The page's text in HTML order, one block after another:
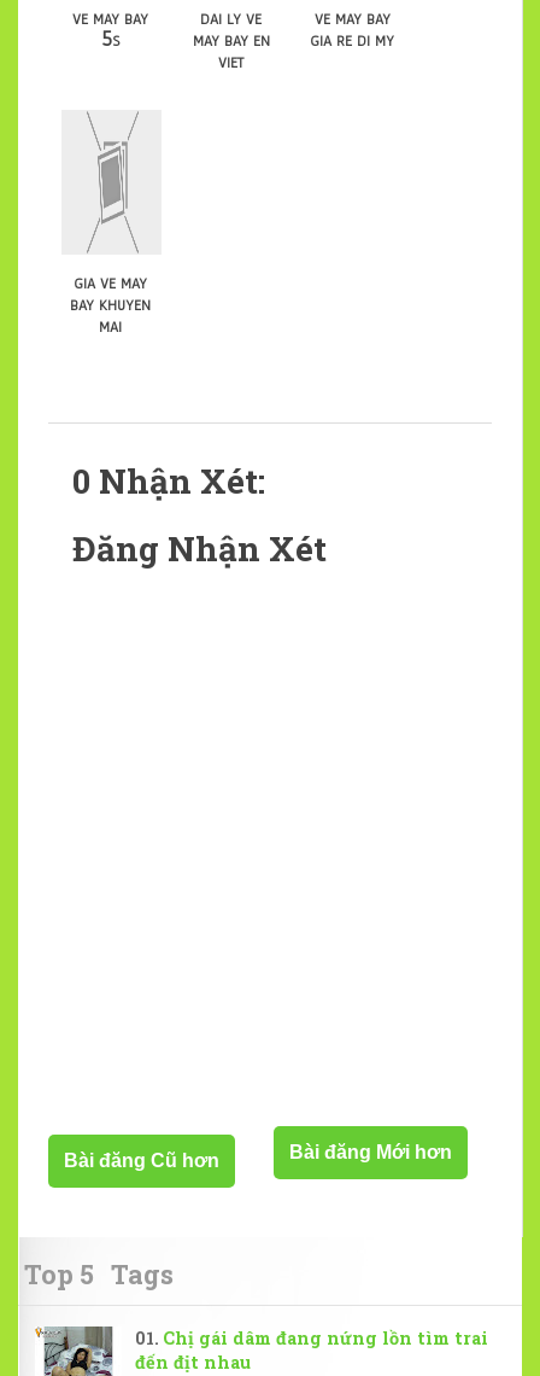
ve may bay
5s
dai ly ve
may bay en
viet
ve may bay
gia re di my
gia ve may
bay khuyen
mai
0 Nhận Xét:
Đăng Nhận Xét
Bài đăng Mới hơn
Bài đăng Cũ hơn
Top 5 Tags
Chị gái dâm đang nứng lồn tìm trai
đến địt nhau